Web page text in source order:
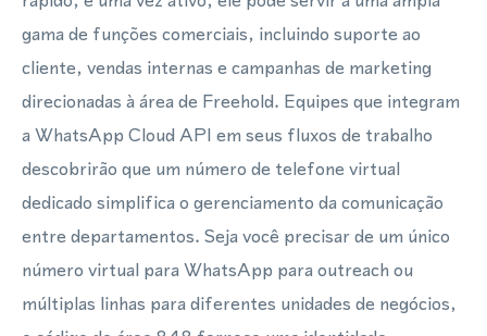
gama de funções comerciais, incluindo suporte ao
cliente, vendas internas e campanhas de marketing
direcionadas à área de Freehold. Equipes que integram
a WhatsApp Cloud API em seus fluxos de trabalho
descobrirão que um número de telefone virtual
dedicado simplifica o gerenciamento da comunicação
entre departamentos. Seja você precisar de um único
número virtual para WhatsApp para outreach ou
múltiplas linhas para diferentes unidades de negócios,